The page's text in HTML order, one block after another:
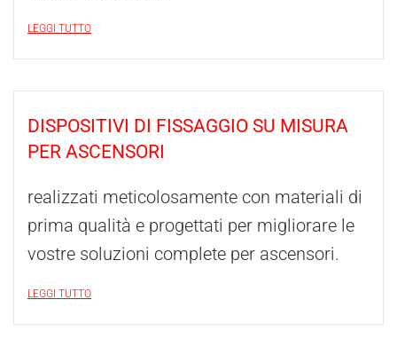
LEGGI TUTTO
DISPOSITIVI DI FISSAGGIO SU MISURA
PER ASCENSORI
realizzati meticolosamente con materiali di
prima qualità e progettati per migliorare le
vostre soluzioni complete per ascensori.
LEGGI TUTTO